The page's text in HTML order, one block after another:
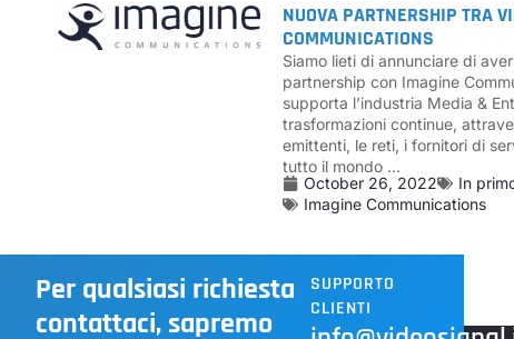
NUOVA PARTNERSHIP TRA
COMMUNICATIONS
Siamo lieti di annunciare di
partnership con Imagine
supporta l’industria Media &
trasformazioni continue,
emittenti, le reti, i fornitori di
tutto il mondo ...
October 26, 2022
In
Imagine Communications
Per qualsiasi richiesta
contattaci, sapremo
SUPPORTO
CLIENTI